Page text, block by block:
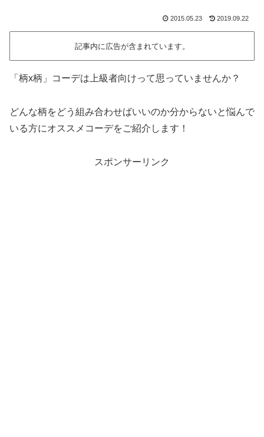
2015.05.23 2019.09.22
記事内に広告が含まれています。
「柄x柄」コーデは上級者向けって思っていませんか？
どんな柄をどう組み合わせばいいのか分からないと悩んで
いる方にオススメコーデをご紹介します！
スポンサーリンク